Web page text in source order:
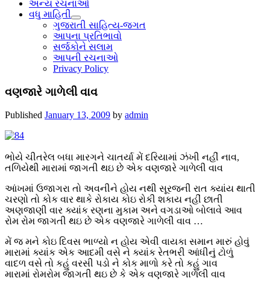
અન્ય રચનાઓ
વધુ માહિતી
open
dropdown
menu
ગુજરાતી સાહિત્ય-જગત
આપના પ્રતિભાવો
સર્જકોને સલામ
આપની રચનાઓ
Privacy Policy
વણજારે ગાળેલી વાવ
Published January 13, 2009 by admin
ભોયે ચીતરેલ બધા મારગને ચાતર્યા મેં દરિયામાં ઝંખી નહીં નાવ,
તળિયેથી મારામાં જાગતી થઇ છે એક વણજારે ગાળેલી વાવ
આંખમાં ઉજાગરા તો અવનીને હોય નથી સૂરજની રાત ક્યાંય થાતી
ચરણો તો કોક વાર થાકે રોકાય કોઇ રોકી શકાય નહીં છાતી
અણજાણી વાર ક્યાંક રણના મુકામ અને વગડાઓ બોલાવે આવ
રોમ રોમ જાગતી થઇ છે એક વણજારે ગાળેલી વાવ …
મેં જ મને કોઇ દિવસ ભાળ્યો ન હોય એવી વાયકા સમાન મારું હોવું
મારામાં ક્યાંક એક આદમી વસે ને ક્યાંક રેતભરી આંધીનું ટોળું
વાદળ વસે તો કહું વરસી પડો ને કોક માળો કરે તો કહું ગાવ
મારામાં રોમરોમ જાગતી થઇ છે કે એક વણજારે ગાળેલી વાવ